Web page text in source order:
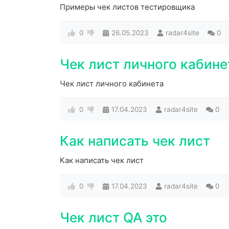
Примеры чек листов тестировщика
0 26.05.2023 radar4site 0
Чек лист личного
Чек лист личного кабинета
0 17.04.2023 radar4site 0
Как написать чек лист
Как написать чек лист
0 17.04.2023 radar4site 0
Чек лист QA это